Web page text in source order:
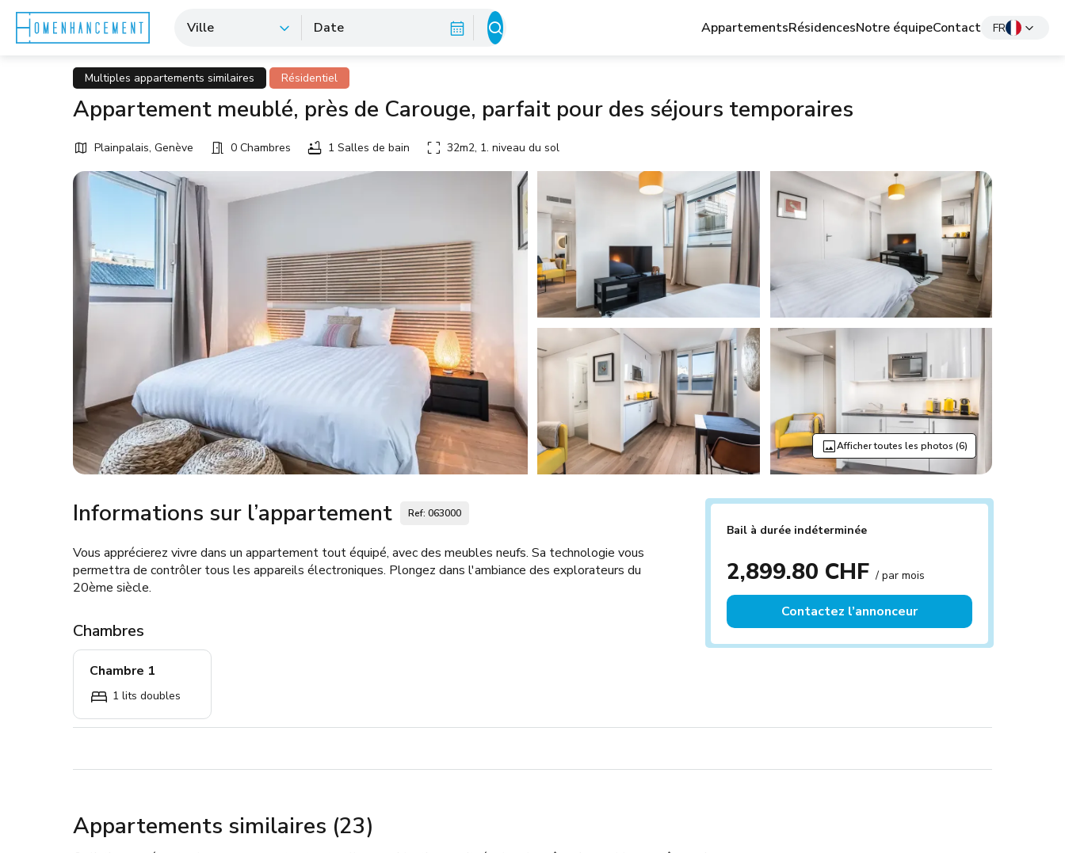
Ville Date AppartementsRésidencesNotre équipeContact FR
Multiples appartements similaires Résidentiel
Appartement meublé, près de Carouge, parfait pour des séjours temporaires
Plainpalais, Genève 0 Chambres 1 Salles de bain 32m2, 1. niveau du sol
Afficher toutes les photos (6)
Informations sur l’appartement Ref: 063000
Vous apprécierez vivre dans un appartement tout équipé, avec des meubles neufs. Sa technologie vous
permettra de contrôler tous les appareils électroniques. Plongez dans l'ambiance des explorateurs du
20ème siècle.
Chambres
Chambre 1
1 lits doubles
Bail à durée indéterminée
2,899.80 CHF/ par mois
Contactez l’annonceur
Appartements similaires (23)